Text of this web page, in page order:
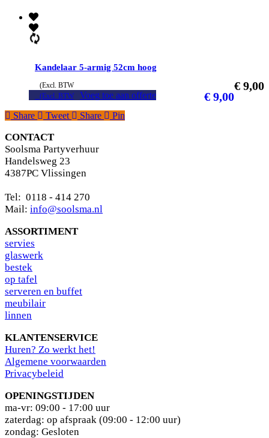
Kandelaar 5-armig 52cm hoog
€ 9,00
(Excl. BTW
€ 9,00
(Excl. BTW
Voeg toe aan offerte
Share
Tweet Share Pin
CONTACT
Soolsma Partyverhuur
Handelsweg 23
4387PC Vlissingen
Tel: 0118 - 414 270
Mail: info@soolsma.nl
ASSORTIMENT
servies
glaswerk
bestek
op tafel
serveren en buffet
meubilair
linnen
KLANTENSERVICE
Huren? Zo werkt het!
Algemene voorwaarden
Privacybeleid
OPENINGSTIJDEN
ma-vr: 09:00 - 17:00 uur
zaterdag: op afspraak (09:00 - 12:00 uur)
zondag: Gesloten